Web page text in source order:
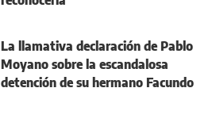
La llamativa declaración de Pablo
Moyano sobre la escandalosa
detención de su hermano Facundo